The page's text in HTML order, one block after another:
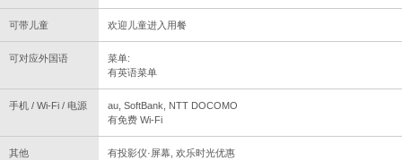
可带儿童 欢迎儿童进入用餐
可对应外国语
菜单:
有英语菜单
手机 / Wi-Fi / 电源
au, SoftBank, NTT DOCOMO
有免费 Wi-Fi
其他 有投影仪·屏幕, 欢乐时光优惠